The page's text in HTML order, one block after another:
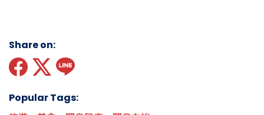
Share on:
Popular Tags: